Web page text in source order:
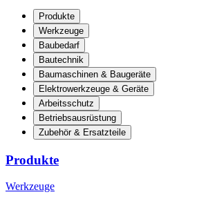
Produkte
Werkzeuge
Baubedarf
Bautechnik
Baumaschinen & Baugeräte
Elektrowerkzeuge & Geräte
Arbeitsschutz
Betriebsausrüstung
Zubehör & Ersatzteile
Produkte
Werkzeuge